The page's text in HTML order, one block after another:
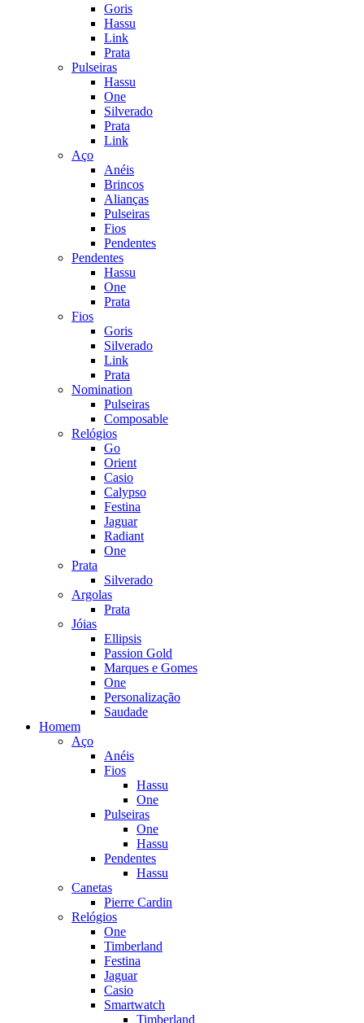
Goris
Hassu
Link
Prata
Pulseiras
Hassu
One
Silverado
Prata
Link
Aço
Anéis
Brincos
Alianças
Pulseiras
Fios
Pendentes
Pendentes
Hassu
One
Prata
Fios
Goris
Silverado
Link
Prata
Nomination
Pulseiras
Composable
Relógios
Go
Orient
Casio
Calypso
Festina
Jaguar
Radiant
One
Prata
Silverado
Argolas
Prata
Jóias
Ellipsis
Passion Gold
Marques e Gomes
One
Personalização
Saudade
Homem
Aço
Anéis
Fios
Hassu
One
Pulseiras
One
Hassu
Pendentes
Hassu
Canetas
Pierre Cardin
Relógios
One
Timberland
Festina
Jaguar
Casio
Smartwatch
Timberland